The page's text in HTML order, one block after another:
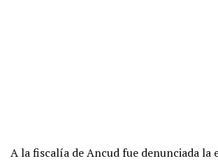
A la fiscalía de Ancud fue denunciada la